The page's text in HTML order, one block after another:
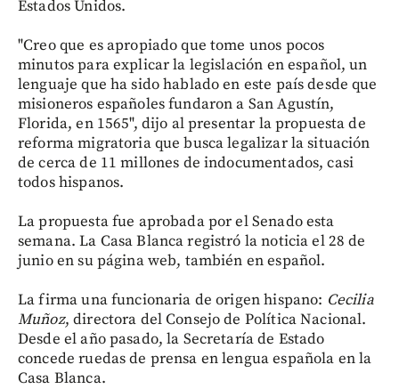
Estados Unidos.
"Creo que es apropiado que tome unos pocos
minutos para explicar la legislación en español, un
lenguaje que ha sido hablado en este país desde que
misioneros españoles fundaron a San Agustín,
Florida, en 1565", dijo al presentar la propuesta de
reforma migratoria que busca legalizar la situación
de cerca de 11 millones de indocumentados, casi
todos hispanos.
La propuesta fue aprobada por el Senado esta
semana. La Casa Blanca registró la noticia el 28 de
junio en su página web, también en español.
La firma una funcionaria de origen hispano: Cecilia
Muñoz, directora del Consejo de Política Nacional.
Desde el año pasado, la Secretaría de Estado
concede ruedas de prensa en lengua española en la
Casa Blanca.